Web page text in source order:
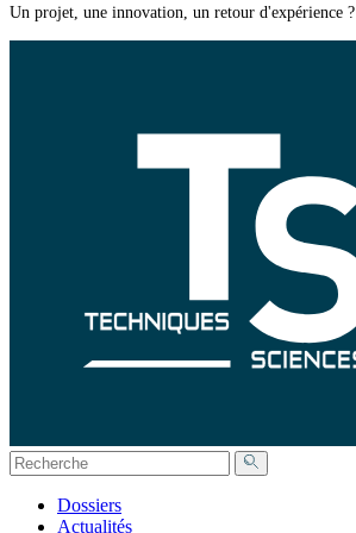
Un projet, une innovation, un retour d'expérience ?
Dossiers
Actualités